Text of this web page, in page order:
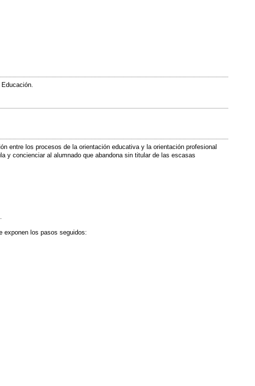
entre los procesos de la orientación educativa y la orientación profesional
y concienciar al alumnado que abandona sin titular de las escasas
exponen los pasos seguidos: